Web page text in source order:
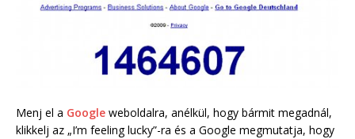
Menj el a Google weboldalra, anélkül, hogy bármit megadnál,
klikkelj az „I’m feeling lucky”-ra és a Google megmutatja, hogy